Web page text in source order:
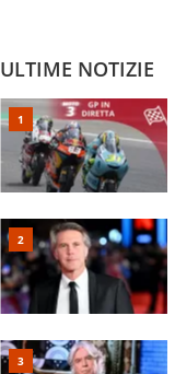
ULTIME NOTIZIE